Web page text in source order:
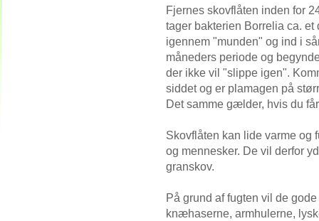
Fjernes skovflåten inden for
tager bakterien Borrelia ca.
igennem "munden" og ind i
måneders periode og
der ikke vil "slippe igen".
siddet og er plamagen på
Det samme gælder, hvis du
Skovflåten kan lide varme og
og mennesker. De vil derfor
granskov.
På grund af fugten vil de
knæhaserne, armhulerne,